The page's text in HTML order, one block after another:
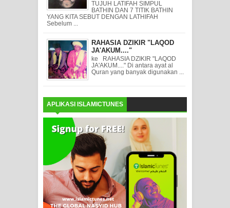
TUJUH LATIFAH SIMPUL
BATHIN DAN 7 TITIK BATHIN
YANG KITA SEBUT DENGAN LATHIFAH
Sebelum ...
RAHASIA DZIKIR "LAQOD
JA'AKUM...."
ke RAHASIA DZIKIR "LAQOD
JA'AKUM...." Di antara ayat al
Quran yang banyak digunakan ...
APLIKASI ISLAMICTUNES